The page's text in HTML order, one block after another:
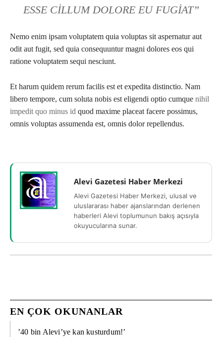
ESSE CILLUM DOLORE EU FUGIAT”
Nemo enim ipsam voluptatem quia voluptas sit aspernatur aut
odit aut fugit, sed quia consequuntur magni dolores eos qui
ratione voluptatem sequi nesciunt.
Et harum quidem rerum facilis est et expedita distinctio. Nam
libero tempore, cum soluta nobis est eligendi optio cumque nihil
impedit quo minus id quod maxime placeat facere possimus,
omnis voluptas assumenda est, omnis dolor repellendus.
Alevi Gazetesi Haber Merkezi
Alevi Gazetesi Haber Merkezi, ulusal ve
uluslararası haber ajanslarından derlenen
haberleri Alevi toplumunun bakış açısıyla
okuyucularına sunar.
EN ÇOK OKUNANLAR
’40 bin Alevi’ye kan kusturdum!’